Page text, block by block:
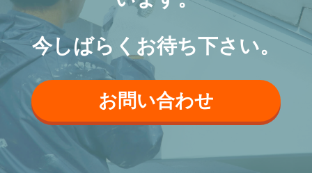
今しばらくお待ち下さい。
お問い合わせ